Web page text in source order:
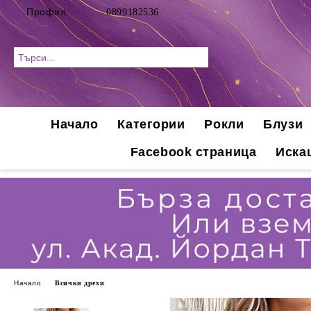
Профил 0899182536
Начало Категории Рокли
Блузи
Facebook страница
Начало Всички дрехи